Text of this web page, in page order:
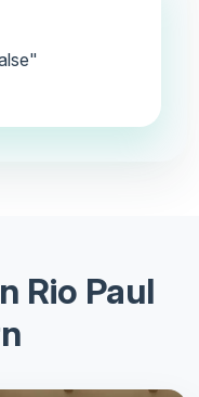
Rio Paul